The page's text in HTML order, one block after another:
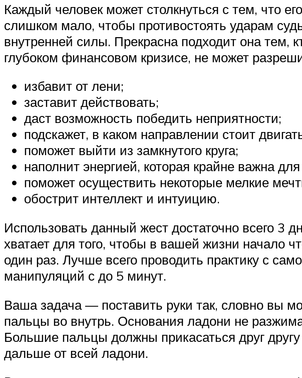
Каждый человек может столкнуться с тем, что
слишком мало, чтобы противостоять ударам
внутренней силы. Прекрасна подходит она тем,
глубоком финансовом кризисе, не может
избавит от лени;
заставит действовать;
даст возможность победить неприятности;
подскажет, в каком направлении стоит
поможет выйти из замкнутого круга;
наполнит энергией, которая крайне важна
поможет осуществить некоторые мелкие
обострит интеллект и интуицию.
Использовать данный жест достаточно всего 3
хватает для того, чтобы в вашей жизни начало
один раз. Лучше всего проводить практику с
манипуляций с до 5 минут.
Ваша задача — поставить руки так, словно вы
пальцы во внутрь. Основания ладони не
Большие пальцы должны прикасаться друг
дальше от всей ладони.